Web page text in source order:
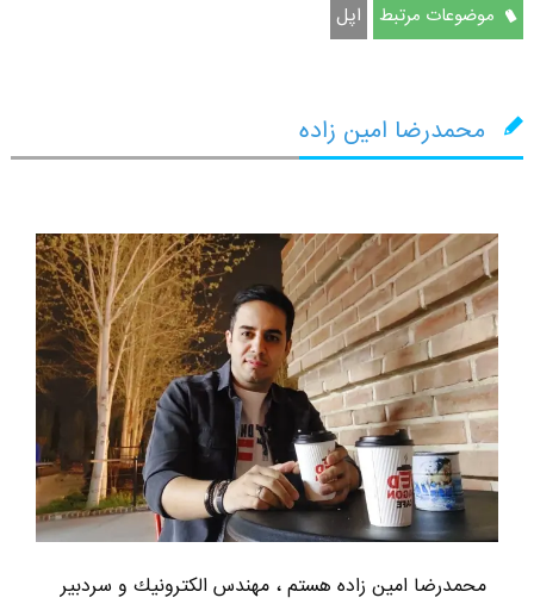
موضوعات مرتبط اپل
محمدرضا امین زاده
محمدرضا امين زاده هستم ، مهندس الكترونيك و سردبير